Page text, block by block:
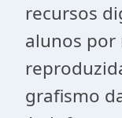
recursos
alunos por
grafismo